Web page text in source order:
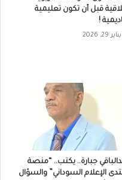
قبل أن تكون تعليمية
!
يناير 29, 2026
جبارة.. يكتب.. “منصة
الإعلام السوداني” والسؤال